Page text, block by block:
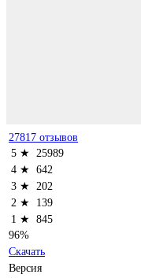
27817 отзывов
5 ★
25989
4 ★ 642
3 ★
202
2 ★
139
1 ★ 845
96%
Скачать
Версия